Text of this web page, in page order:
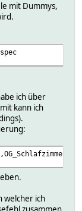
mit Dummys,
ich über
kann ich
welcher ich